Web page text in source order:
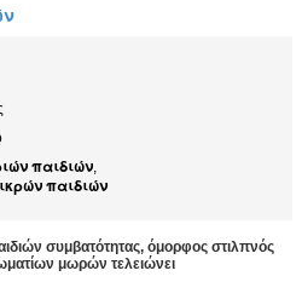
παιδιών,
παιδιών
συμβατότητας, όμορφος στιλπνός
μωρών τελειώνει